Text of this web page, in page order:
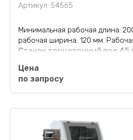
Артикул: 54565
Минимальная рабочая длина:
рабочая ширина: 120 мм.
Станок торцовочный под 45
используется для
45 градусов. Данная этап
Цена
по запросу